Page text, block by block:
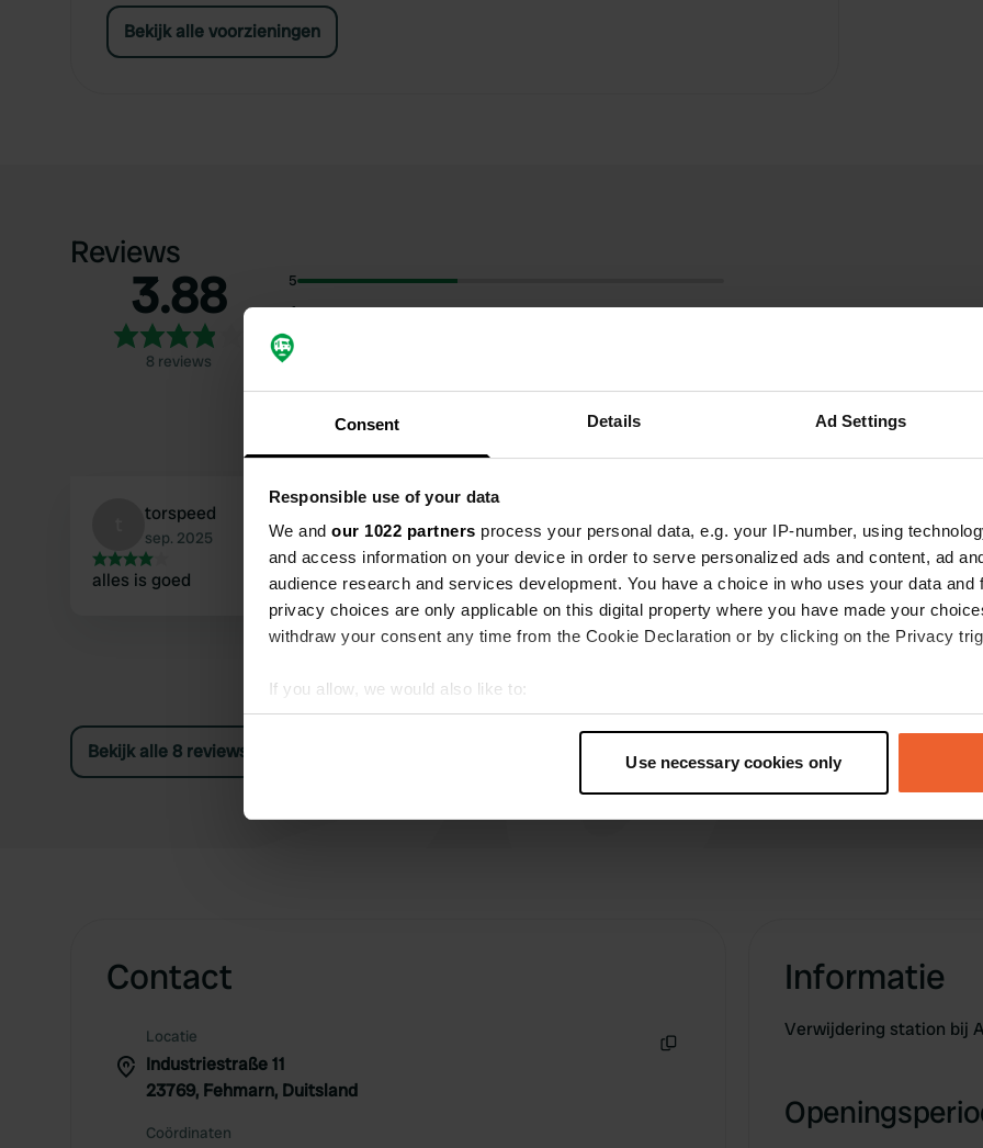
Consent Details Ad Settings
Responsible use of your data
We and our 1022 partners process your personal data, e.g. your IP-number, using
and access information on your device in order to serve personalized ads and content, ad
audience research and services development. You have a choice in who uses your data and
privacy choices are only applicable on this digital property where you have made your
withdraw your consent any time from the Cookie Declaration or by clicking on the Privacy
If you allow, we would also like to:
Collect information about your geographical location which can be accurate to within
Find out more about how your personal data is processed and set your preferences in the
Use necessary cookies only
Bekijk alle voorzieningen
Reviews
3.88
8 reviews
5
4
3
torspeed
sep. 2025
alles is goed
l
okt. 2023
Afval bovenaan!
Vertaald door GoogleOrigineel tonen
Bekijk alle 8 reviews
Contact
Locatie
Industriestraße 11
23769, Fehmarn, Duitsland
Coördinaten
Informatie
Verwijdering station bij